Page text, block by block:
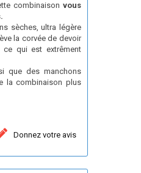
combinaison vous
sèches, ultra légère
la corvée de devoir
qui est extrêment
que des manchons
la combinaison plus
Donnez votre avis